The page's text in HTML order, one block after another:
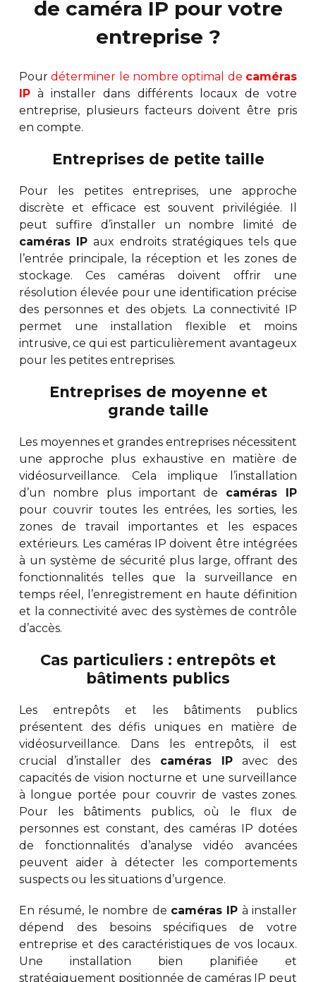
de caméra IP pour votre
entreprise ?
Pourdéterminer le nombre optimal de caméras
IPà installer dans différents locaux de votre
entreprise, plusieurs facteurs doivent être pris
en compte.
Entreprises de petite taille
Pour les petites entreprises, une approche
discrète et efficace est souvent privilégiée. Il
peut suffire d’installer un nombre limité de
caméras IP aux endroits stratégiques tels que
l’entrée principale, la réception et les zones de
stockage. Ces caméras doivent offrir une
résolution élevée pour une identification précise
des personnes et des objets. La connectivité IP
permet une installation flexible et moins
intrusive, ce qui est particulièrement avantageux
pour les petites entreprises.
Entreprises de moyenne et
grande taille
Les moyennes et grandes entreprises nécessitent
une approche plus exhaustive en matière de
vidéosurveillance. Cela implique l’installation
d’un nombre plus important de caméras IP
pour couvrir toutes les entrées, les sorties, les
zones de travail importantes et les espaces
extérieurs. Les caméras IP doivent être intégrées
à un système de sécurité plus large, offrant des
fonctionnalités telles que la surveillance en
temps réel, l’enregistrement en haute définition
et la connectivité avec des systèmes de contrôle
d’accès.
Cas particuliers : entrepôts et
bâtiments publics
Les entrepôts et les bâtiments publics
présentent des défis uniques en matière de
vidéosurveillance. Dans les entrepôts, il est
crucial d’installer des caméras IPavec des
capacités de vision nocturne et une surveillance
à longue portée pour couvrir de vastes zones.
Pour les bâtiments publics, où le flux de
personnes est constant, des caméras IP dotées
de fonctionnalités d’analyse vidéo avancées
peuvent aider à détecter les comportements
suspects ou les situations d’urgence.
En résumé, le nombre de caméras IP à installer
dépend des besoins spécifiques de votre
entreprise et des caractéristiques de vos locaux.
Une installation bien planifiée et
stratégiquement positionnée de caméras IP peut